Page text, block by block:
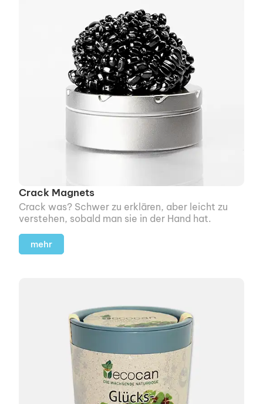
Crack Magnets
Crack was? Schwer zu erklären, aber leicht zu
verstehen, sobald man sie in der Hand hat.
mehr